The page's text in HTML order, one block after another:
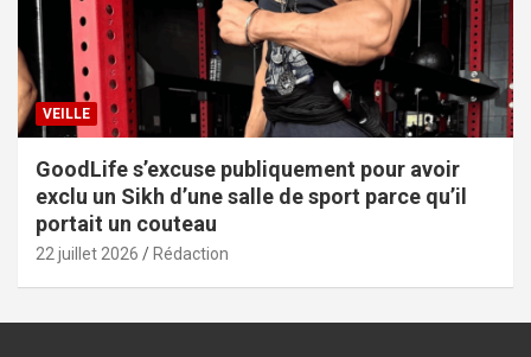
VEILLE
GoodLife s’excuse publiquement pour avoir
exclu un Sikh d’une salle de sport parce qu’il
portait un couteau
22 juillet 2026 Rédaction